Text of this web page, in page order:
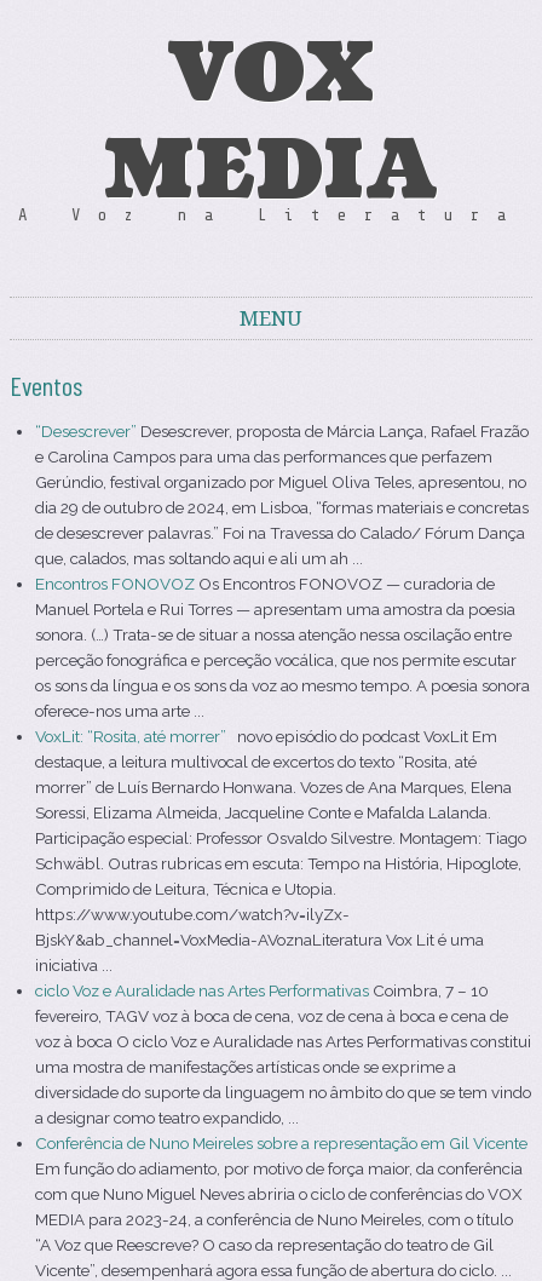
VOX
MEDIA
A Voz na Literatura
MENU
Eventos
“Desescrever” Desescrever, proposta de Márcia Lança, Rafael Frazão
e Carolina Campos para uma das performances que perfazem
Gerúndio, festival organizado por Miguel Oliva Teles, apresentou, no
dia 29 de outubro de 2024, em Lisboa, “formas materiais e concretas
de desescrever palavras.” Foi na Travessa do Calado/ Fórum Dança
que, calados, mas soltando aqui e ali um ah ...
Encontros FONOVOZ Os Encontros FONOVOZ — curadoria de
Manuel Portela e Rui Torres — apresentam uma amostra da poesia
sonora. (…) Trata-se de situar a nossa atenção nessa oscilação entre
perceção fonográfica e perceção vocálica, que nos permite escutar
os sons da língua e os sons da voz ao mesmo tempo. A poesia sonora
oferece-nos uma arte ...
VoxLit: “Rosita, até morrer” novo episódio do podcast VoxLit Em
destaque, a leitura multivocal de excertos do texto “Rosita, até
morrer” de Luís Bernardo Honwana. Vozes de Ana Marques, Elena
Soressi, Elizama Almeida, Jacqueline Conte e Mafalda Lalanda.
Participação especial: Professor Osvaldo Silvestre. Montagem: Tiago
Schwäbl. Outras rubricas em escuta: Tempo na História, Hipoglote,
Comprimido de Leitura, Técnica e Utopia.
https://www.youtube.com/watch?v=ilyZx-
BjskY&ab_channel=VoxMedia-AVoznaLiteratura Vox Lit é uma
iniciativa ...
ciclo Voz e Auralidade nas Artes Performativas Coimbra, 7 – 10
fevereiro, TAGV voz à boca de cena, voz de cena à boca e cena de
voz à boca O ciclo Voz e Auralidade nas Artes Performativas constitui
uma mostra de manifestações artísticas onde se exprime a
diversidade do suporte da linguagem no âmbito do que se tem vindo
a designar como teatro expandido, ...
Conferência de Nuno Meireles sobre a representação em Gil Vicente
Em função do adiamento, por motivo de força maior, da conferência
com que Nuno Miguel Neves abriria o ciclo de conferências do VOX
MEDIA para 2023-24, a conferência de Nuno Meireles, com o título
“A Voz que Reescreve? O caso da representação do teatro de Gil
Vicente”, desempenhará agora essa função de abertura do ciclo. ...